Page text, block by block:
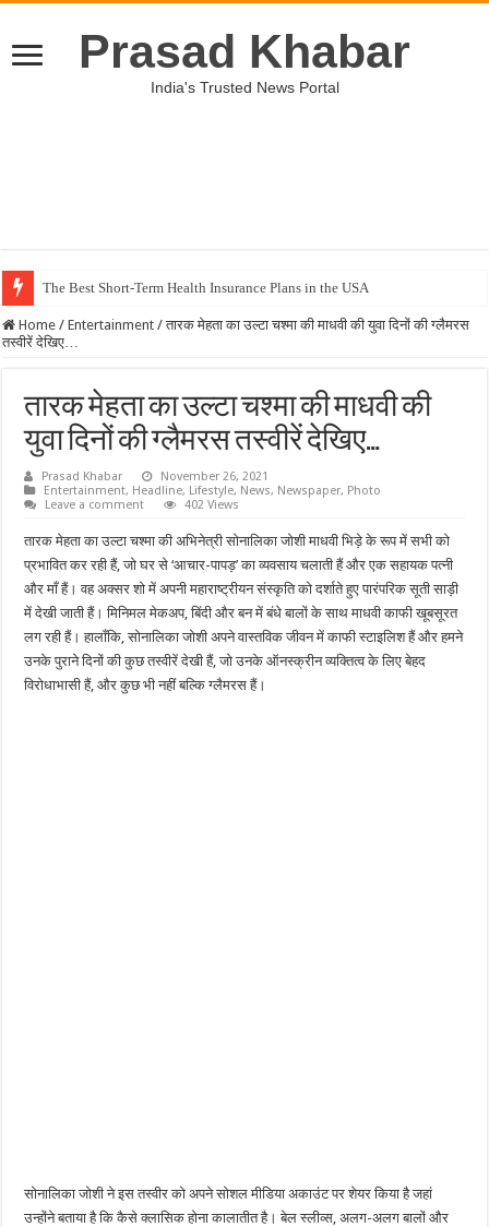
Prasad Khabar
India's Trusted News Portal
The Best Short-Term Health Insurance Plans in the USA
Home / Entertainment / तारक मेहता का उल्टा चश्मा की माधवी की युवा दिनों की ग्लैमरस
तस्वीरें देखिए…
तारक मेहता का उल्टा चश्मा की माधवी की
युवा दिनों की ग्लैमरस तस्वीरें देखिए…
Prasad Khabar
November 26, 2021
Entertainment, Headline, Lifestyle, News, Newspaper, Photo
Leave a comment
402 Views
तारक मेहता का उल्टा चश्मा की अभिनेत्री सोनालिका जोशी माधवी भिड़े के रूप में सभी को
प्रभावित कर रही हैं, जो घर से ‘आचार-पापड़’ का व्यवसाय चलाती हैं और एक सहायक पत्नी
और माँ हैं। वह अक्सर शो में अपनी महाराष्ट्रीयन संस्कृति को दर्शाते हुए पारंपरिक सूती साड़ी
में देखी जाती हैं। मिनिमल मेकअप, बिंदी और बन में बंधे बालों के साथ माधवी काफी खूबसूरत
लग रही हैं। हालाँकि, सोनालिका जोशी अपने वास्तविक जीवन में काफी स्टाइलिश हैं और हमने
उनके पुराने दिनों की कुछ तस्वीरें देखी हैं, जो उनके ऑनस्क्रीन व्यक्तित्व के लिए बेहद
विरोधाभासी हैं, और कुछ भी नहीं बल्कि ग्लैमरस हैं।
सोनालिका जोशी ने इस तस्वीर को अपने सोशल मीडिया अकाउंट पर शेयर किया है जहां
उन्होंने बताया है कि कैसे क्लासिक होना कालातीत है। बेल स्लीव्स, अलग-अलग बालों और